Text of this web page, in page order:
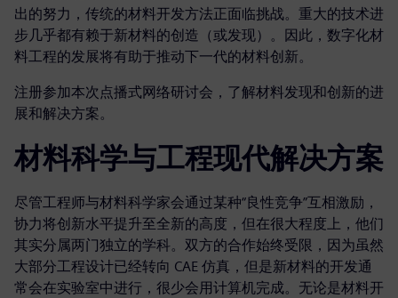
出的努力，传统的材料开发方法正面临挑战。重大的技术进
步几乎都有赖于新材料的创造（或发现）。因此，数字化材
料工程的发展将有助于推动下一代的材料创新。
注册参加本次点播式网络研讨会，了解材料发现和创新的进
展和解决方案。
材料科学与工程现代解决方案
尽管工程师与材料科学家会通过某种“良性竞争”互相激励，
协力将创新水平提升至全新的高度，但在很大程度上，他们
其实分属两门独立的学科。双方的合作始终受限，因为虽然
大部分工程设计已经转向 CAE 仿真，但是新材料的开发通
常会在实验室中进行，很少会用计算机完成。无论是材料开